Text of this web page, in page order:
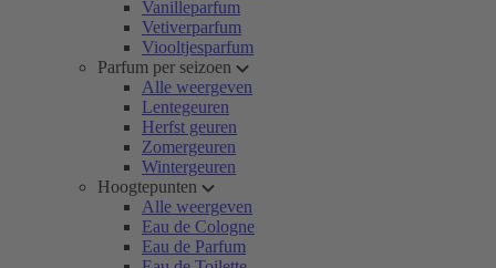
Vanilleparfum
Vetiverparfum
Viooltjesparfum
Parfum per seizoen
Alle weergeven
Lentegeuren
Herfst geuren
Zomergeuren
Wintergeuren
Hoogtepunten
Alle weergeven
Eau de Cologne
Eau de Parfum